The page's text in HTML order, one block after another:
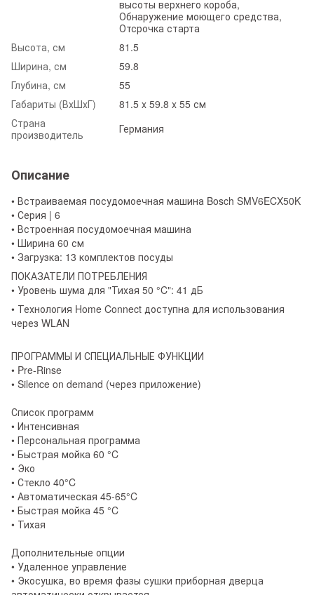
высоты верхнего короба,
Обнаружение моющего средства,
Отсрочка старта
Высота, см
81.5
Ширина, см
59.8
Глубина, см
55
Габариты (ВхШхГ)
81.5 x 59.8 x 55 см
Страна
производитель
Германия
Описание
• Встраиваемая посудомоечная машина Bosch SMV6ECX50K
• Серия | 6
• Встроенная посудомоечная машина
• Ширина 60 см
• Загрузка: 13 комплектов посуды
ПОКАЗАТЕЛИ ПОТРЕБЛЕНИЯ
• Уровень шума для "Тихая 50 °C": 41 дБ
• Технология Home Connect доступна для использования
через WLAN
ПРОГРАММЫ И СПЕЦИАЛЬНЫЕ ФУНКЦИИ
• Pre-Rinse
• Silence on demand (через приложение)
Список программ
• Интенсивная
• Персональная программа
• Быстрая мойка 60 °C
• Эко
• Стекло 40°C
• Автоматическая 45-65°C
• Быстрая мойка 45 °C
• Тихая
Дополнительные опции
• Удаленное управление
• Экосушка, во время фазы сушки приборная дверца